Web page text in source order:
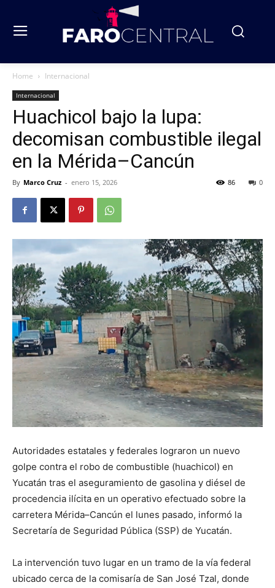
Home Internacional
Internacional
Huachicol bajo la lupa:
decomisan combustible ilegal
en la Mérida–Cancún
By Marco Cruz - enero 15, 2026 0
86
Autoridades estatales y federales lograron un nuevo
golpe contra el robo de combustible (huachicol) en
Yucatán tras el aseguramiento de gasolina y diésel de
procedencia ilícita en un operativo efectuado sobre la
carretera Mérida–Cancún el lunes pasado, informó la
Secretaría de Seguridad Pública (SSP) de Yucatán.
La intervención tuvo lugar en un tramo de la vía federal
ubicado cerca de la comisaría de San José Tzal, donde